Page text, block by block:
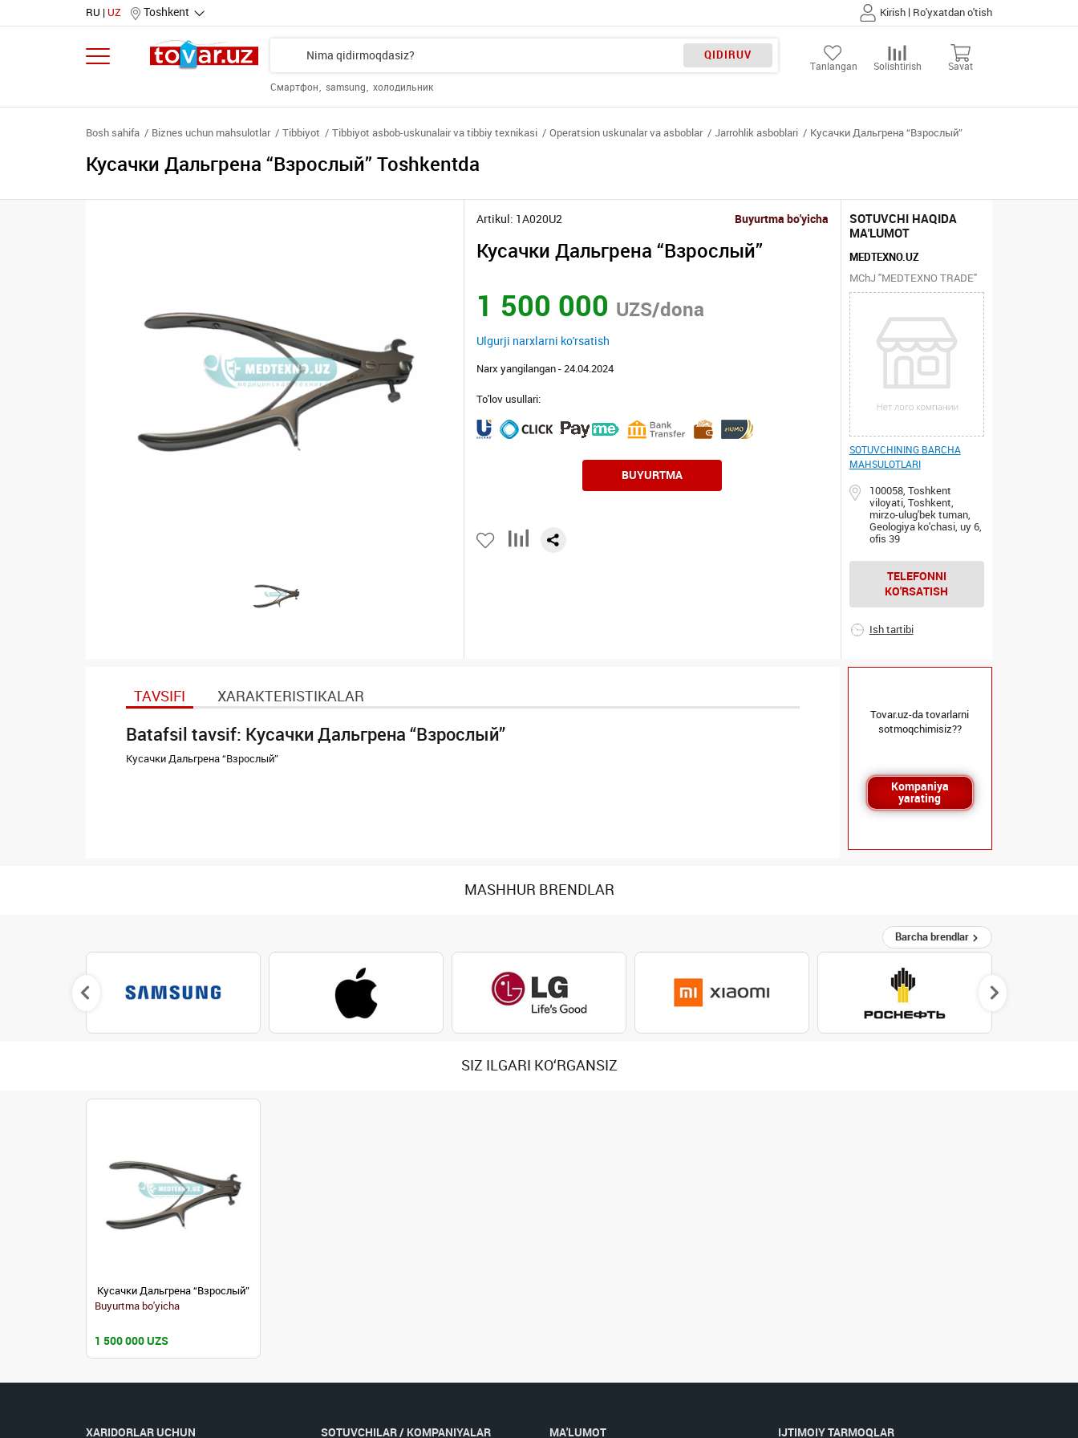
RU UZ Toshkent Kirish | Ro'yxatdan o'tish
QIDIRUV
Смартфон samsung холодильник
Tanlangan Solishtirish Savat
Bosh sahifa Biznes uchun mahsulotlar Tibbiyot Tibbiyot asbob-uskunalair va tibbiy texnikasi Operatsion uskunalar va asboblar Jarrohlik asboblari Кусачки Дальгрена “Взрослый”
Кусачки Дальгрена “Взрослый” Toshkentda
Artikul: 1A020U2 Buyurtma bo'yicha
Кусачки Дальгрена “Взрослый”
1 500 000 UZS/dona
Ulgurji narxlarni ko'rsatish
Narx yangilangan - 24.04.2024
To'lov usullari:
BUYURTMA
SOTUVCHI HAQIDA
MA'LUMOT
MEDTEXNO.UZ
MChJ "MEDTEXNO TRADE"
SOTUVCHINING BARCHA
MAHSULOTLARI
100058, Toshkent
viloyati, Toshkent,
mirzo-ulug'bek tuman,
Geologiya ko'chasi, uy 6,
ofis 39
TELEFONNI
KO'RSATISH
Ish tartibi
TAVSIFI XARAKTERISTIKALAR
Batafsil tavsif: Кусачки Дальгрена “Взрослый”
Кусачки Дальгрена “Взрослый”
Tovar.uz-da tovarlarni
sotmoqchimisiz??
Kompaniya
yarating
MASHHUR BRENDLAR
Barcha brendlar
SIZ ILGARI KO‘RGANSIZ
Кусачки Дальгрена “Взрослый”
Buyurtma bo'yicha
1 500 000 UZS
XARIDORLAR UCHUN SOTUVCHILAR / KOMPANIYALAR MA'LUMOT IJTIMOIY TARMOQLAR